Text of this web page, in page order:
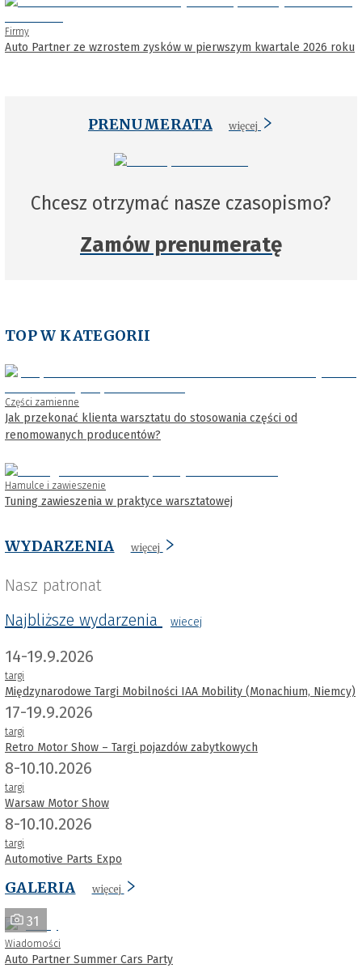
Firmy
Auto Partner ze wzrostem zysków w pierwszym kwartale 2026 roku
PRENUMERATA więcej
Chcesz otrzymać nasze czasopismo?
Zamów prenumeratę
TOP W KATEGORII
Części zamienne
Jak przekonać klienta warsztatu do stosowania części od
renomowanych producentów?
Hamulce i zawieszenie
Tuning zawieszenia w praktyce warsztatowej
WYDARZENIA więcej
Nasz patronat
Najbliższe wydarzenia
wiecej
14-19.9.2026
targi
Międzynarodowe Targi Mobilności IAA Mobility (Monachium, Niemcy)
17-19.9.2026
targi
Retro Motor Show – Targi pojazdów zabytkowych
8-10.10.2026
targi
Warsaw Motor Show
8-10.10.2026
targi
Automotive Parts Expo
GALERIA więcej
31
Wiadomości
Auto Partner Summer Cars Party